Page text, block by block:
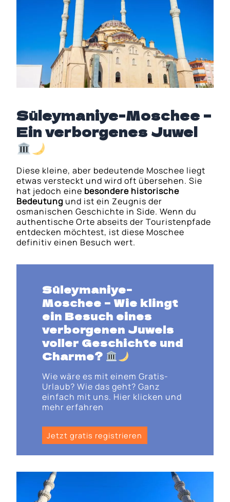
Süleymaniye-Moschee –
Ein verborgenes Juwel
Diese kleine, aber bedeutende Moschee liegt
etwas versteckt und wird oft übersehen. Sie
hat jedoch eine besondere historische
Bedeutung und ist ein Zeugnis der
osmanischen Geschichte in Side. Wenn du
authentische Orte abseits der Touristenpfade
entdecken möchtest, ist diese Moschee
definitiv einen Besuch wert.
Süleymaniye-
Moschee – Wie klingt
ein Besuch eines
verborgenen Juwels
voller Geschichte und
Charme?
Wie wäre es mit einem Gratis-
Urlaub? Wie das geht? Ganz
einfach mit uns. Hier klicken und
mehr erfahren
Jetzt gratis registrieren